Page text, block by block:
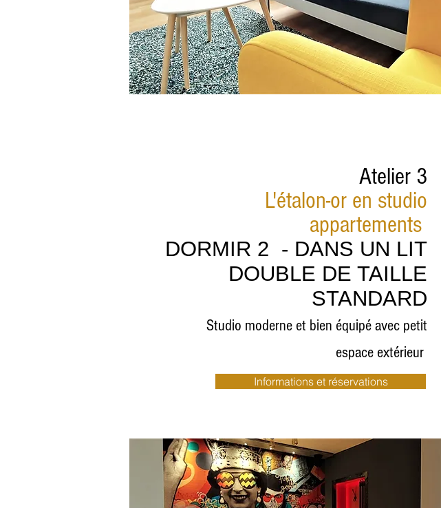
Atelier 3
L'étalon-or en studio
appartements
DORMIR 2 - DANS UN LIT
DOUBLE DE TAILLE
STANDARD
Studio moderne et bien équipé avec petit
espace extérieur
Informations et réservations